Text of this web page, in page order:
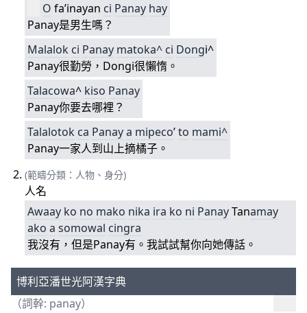
O fa’inayan ci Panay hay
Panay是男生嗎？
Malalok ci Panay matoka^ ci Dongi^
Panay很勤勞，Dongi很懶惰。
Talacowa^ kiso Panay
Panay你要去哪裡？
Talalotok ca Panaya mipeco’to mami^
Panay一家人到山上摘橘子。
(範疇分類：人物、身分)
人名
Awaay ko no mako nika ira ko ni PanayTanamay
ako a somowal cingra
我沒有，但是Panay有。我試試幫你向她傳話。
博利亞潘世光阿漢字典
（詞幹: panay）